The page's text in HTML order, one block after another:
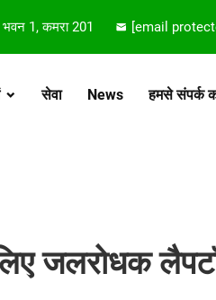
1, कमरा 201 [email
सेवा News हमसे संपर्क
जलरोधक